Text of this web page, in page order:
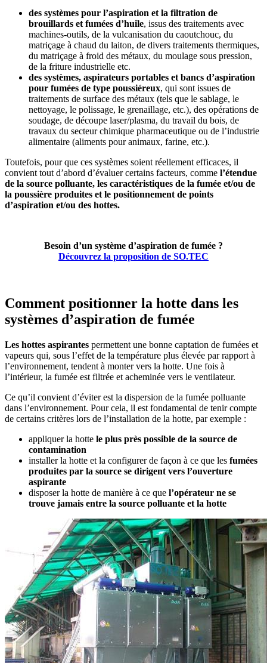
des systèmes pour l’aspiration et la filtration de
brouillards et fumées d’huile, issus des traitements avec
machines-outils, de la vulcanisation du caoutchouc, du
matriçage à chaud du laiton, de divers traitements thermiques,
du matriçage à froid des métaux, du moulage sous pression,
de la friture industrielle etc.
des systèmes, aspirateurs portables et bancs d’aspiration
pour fumées de type poussiéreux, qui sont issues de
traitements de surface des métaux (tels que le sablage, le
nettoyage, le polissage, le grenaillage, etc.), des opérations de
soudage, de découpe laser/plasma, du travail du bois, de
travaux du secteur chimique pharmaceutique ou de l’industrie
alimentaire (aliments pour animaux, farine, etc.).
Toutefois, pour que ces systèmes soient réellement efficaces, il
convient tout d’abord d’évaluer certains facteurs, comme l’étendue
de la source polluante, les caractéristiques de la fumée et/ou de
la poussière produites et le positionnement de points
d’aspiration et/ou des hottes.
Besoin d’un système d’aspiration de fumée ?
Découvrez la proposition de SO.TEC
Comment positionner la hotte dans les
systèmes d’aspiration de fumée
Les hottes aspirantes permettent une bonne captation de fumées et
vapeurs qui, sous l’effet de la température plus élevée par rapport à
l’environnement, tendent à monter vers la hotte. Une fois à
l’intérieur, la fumée est filtrée et acheminée vers le ventilateur.
Ce qu’il convient d’éviter est la dispersion de la fumée polluante
dans l’environnement. Pour cela, il est fondamental de tenir compte
de certains critères lors de l’installation de la hotte, par exemple :
appliquer la hotte le plus près possible de la source de
contamination
installer la hotte et la configurer de façon à ce que les fumées
produites par la source se dirigent vers l’ouverture
aspirante
disposer la hotte de manière à ce que l’opérateur ne se
trouve jamais entre la source polluante et la hotte